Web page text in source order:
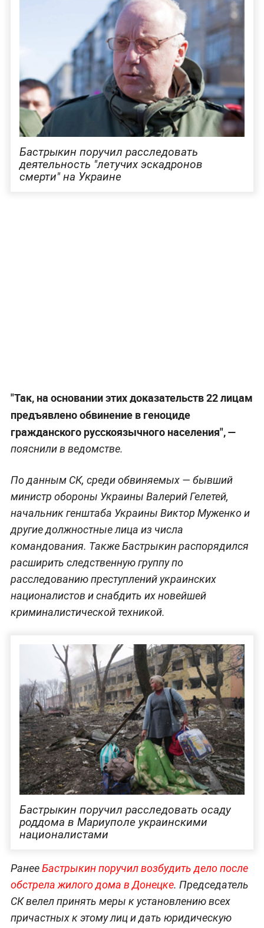
Бастрыкин поручил расследовать
деятельность "летучих эскадронов
смерти" на Украине
"Так, на основании этих доказательств 22 лицам
предъявлено обвинение в геноциде
гражданского русскоязычного населения", —
пояснили в ведомстве.
По данным СК, среди обвиняемых — бывший
министр обороны Украины Валерий Гелетей,
начальник генштаба Украины Виктор Муженко и
другие должностные лица из числа
командования. Также Бастрыкин распорядился
расширить следственную группу по
расследованию преступлений украинских
националистов и снабдить их новейшей
криминалистической техникой.
Бастрыкин поручил расследовать осаду
роддома в Мариуполе украинскими
националистами
РанееБастрыкин поручил возбудить дело после
обстрела жилого дома в Донецке. Председатель
СК велел принять меры к установлению всех
причастных к этому лиц и дать юридическую